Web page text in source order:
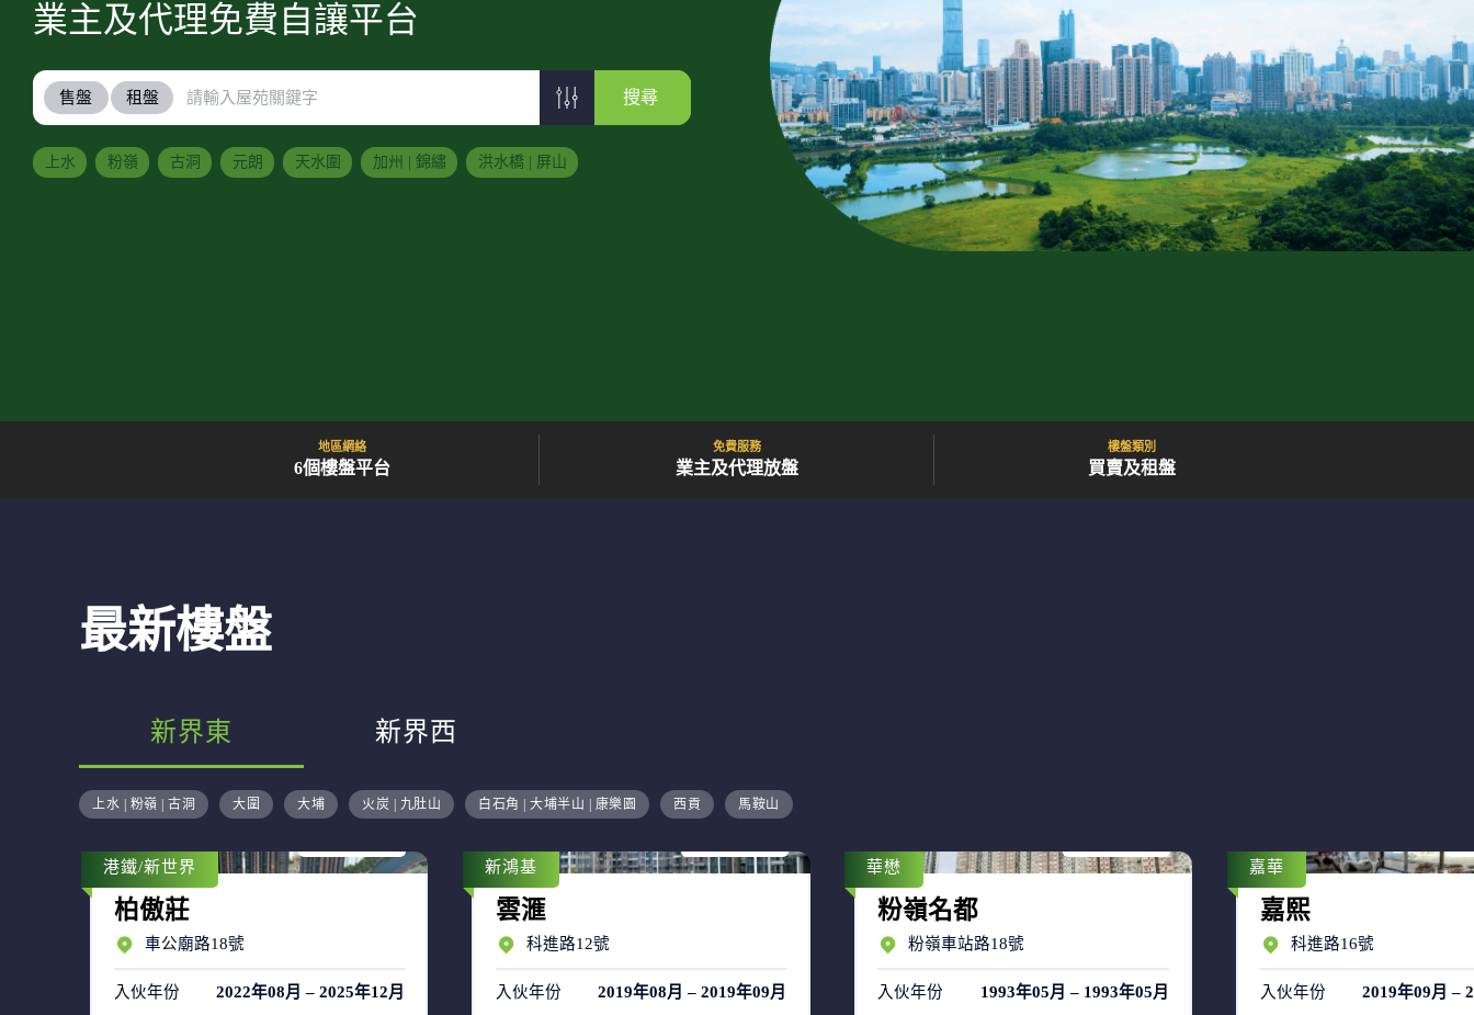
業主及代理免費自讓平台
售盤 租盤 搜尋
上水 粉嶺 古洞 元朗 天水圍 加州 | 錦繡 洪水橋 | 屏山
地區網絡
6個樓盤平台
免費服務
業主及代理放盤
樓盤類別
買賣及租盤
最新樓盤
新界東 新界西
上水 | 粉嶺 | 古洞 大圍 大埔 火炭 | 九肚山 白石角 | 大埔半山 | 康樂園 西貢 馬鞍山
售盤 44
港鐵/新世界
柏傲莊
車公廟路18號
入伙年份
2022年08月 – 2025年12月
售盤 17
新鴻基
雲滙
科進路12號
入伙年份
2019年08月 – 2019年09月
華懋
粉嶺名都
粉嶺車站路18號
入伙年份
1993年05月 – 1993年05月
嘉華
嘉熙
科進路16號
入伙年份
2019年09月 –